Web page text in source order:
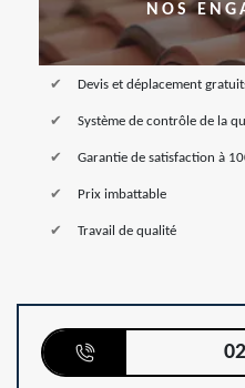
NOS
Devis et déplacement
Système de contrôle de la
Garantie de satisfaction à
Prix imbattable
Travail de qualité